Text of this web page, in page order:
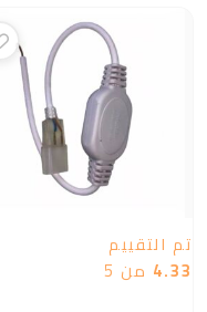
تم التقييم
4.33 من 5